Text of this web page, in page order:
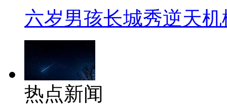
六岁男孩长城秀逆天机
热点新闻